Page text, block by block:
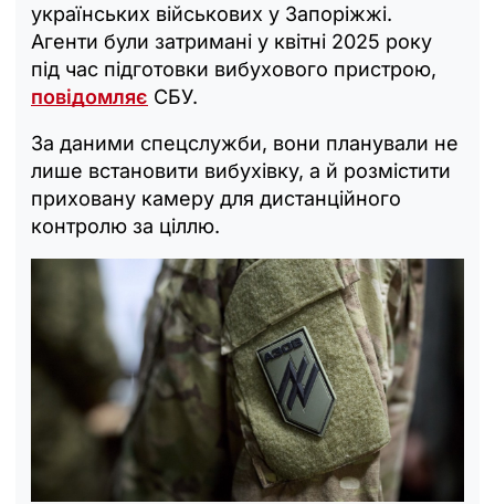
українських військових у Запоріжжі.
Агенти були затримані у квітні 2025 року
під час підготовки вибухового пристрою,
повідомляє СБУ.
За даними спецслужби, вони планували не
лише встановити вибухівку, а й розмістити
приховану камеру для дистанційного
контролю за ціллю.